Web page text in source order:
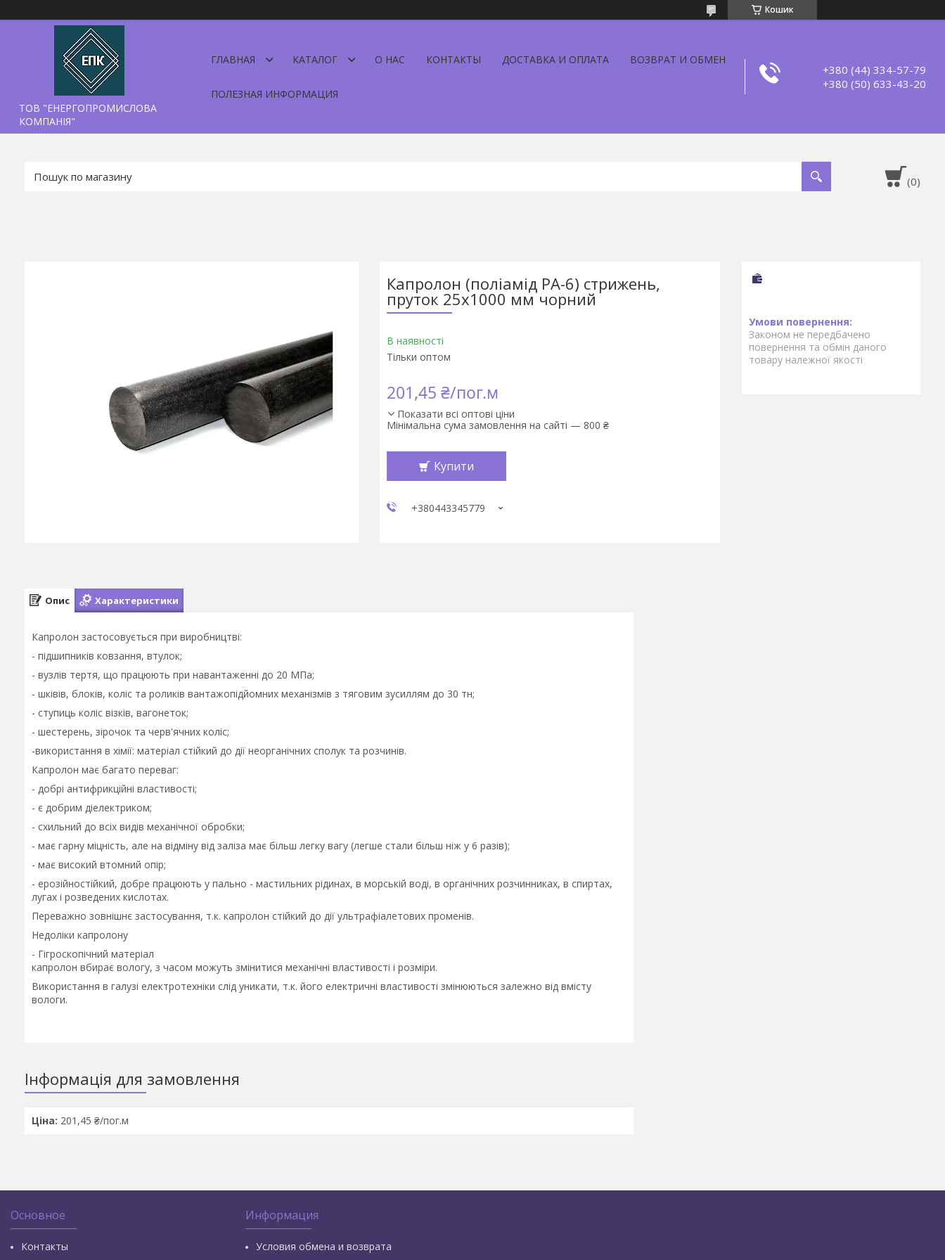
Кошик
ТОВ "ЕНЕРГОПРОМИСЛОВА
КОМПАНІЯ"
ГЛАВНАЯ КАТАЛОГ О НАС КОНТАКТЫ ДОСТАВКА И ОПЛАТА ВОЗВРАТ И ОБМЕН
ПОЛЕЗНАЯ ИНФОРМАЦИЯ
+380 (44) 334-57-79
+380 (50) 633-43-20
Капролон (поліамід РА-6) стрижень,
пруток 25х1000 мм чорний
В наявності
Тільки оптом
201,45 ₴/пог.м
Показати всі оптові ціни
Мінімальна сума замовлення на сайті — 800 ₴
Купити
+380443345779
Законом не передбачено
повернення та обмін даного
товару належної якості
Опис Характеристики
Капролон застосовується при виробництві:
- підшипників ковзання, втулок;
- вузлів тертя, що працюють при навантаженні до 20 МПа;
- шківів, блоків, коліс та роликів вантажопідйомних механізмів з тяговим зусиллям до 30 тн;
- ступиць коліс візків, вагонеток;
- шестерень, зірочок та черв'ячних коліс;
-використання в хімії: матеріал стійкий до дії неорганічних сполук та розчинів.
Капролон має багато переваг:
- добрі антифрикційні властивості;
- є добрим діелектриком;
- схильний до всіх видів механічної обробки;
- має гарну міцність, але на відміну від заліза має більш легку вагу (легше стали більш ніж у 6 разів);
- має високий втомний опір;
- ерозійностійкий, добре працюють у пально - мастильних рідинах, в морській воді, в органічних розчинниках, в спиртах,
лугах і розведених кислотах.
Переважно зовнішнє застосування, т.к. капролон стійкий до дії ультрафіалетових променів.
Недоліки капролону
- Гігроскопічний матеріал
капролон вбирає вологу, з часом можуть змінитися механічні властивості і розміри.
Використання в галузі електротехніки слід уникати, т.к. його електричні властивості змінюються залежно від вмісту
вологи.
Інформація для замовлення
Ціна: 201,45 ₴/пог.м
Основное
Контакты
Информация
Условия обмена и возврата